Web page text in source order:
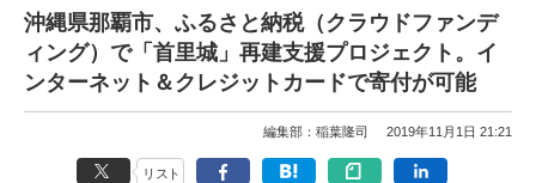
沖縄県那覇市、ふるさと納税（クラウドファンデ
ィング）で「首里城」再建支援プロジェクト。イ
ンターネット＆クレジットカードで寄付が可能
編集部：稲葉隆司 2019年11月1日 21:21
リスト